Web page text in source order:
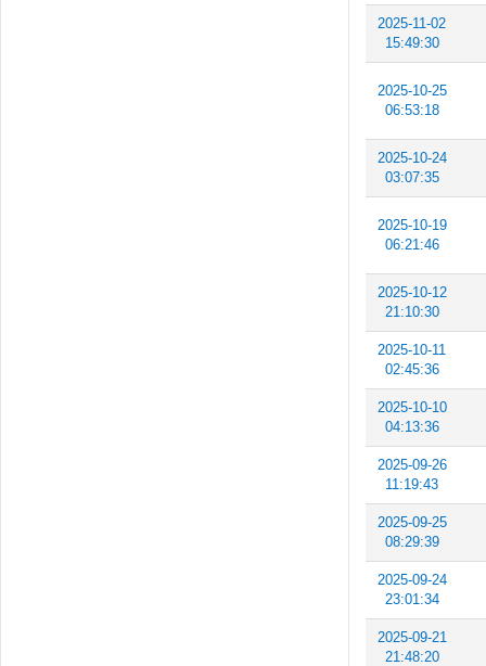
2025-11-02
15:49:30
2025-10-25
06:53:18
2025-10-24
03:07:35
2025-10-19
06:21:46
2025-10-12
21:10:30
2025-10-11
02:45:36
2025-10-10
04:13:36
2025-09-26
11:19:43
2025-09-25
08:29:39
2025-09-24
23:01:34
2025-09-21
21:48:20